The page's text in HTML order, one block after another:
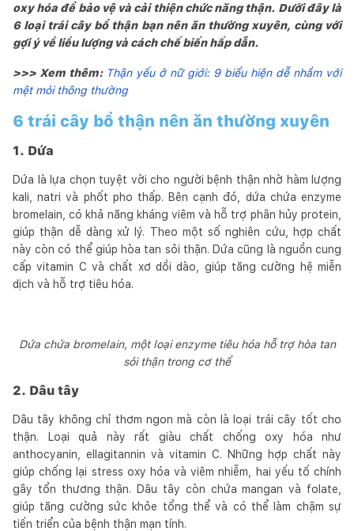
oxy hóa để bảo vệ và cải thiện chức năng thận. Dưới đây là
6 loại trái cây bổ thận bạn nên ăn thường xuyên, cùng với
gợi ý về liều lượng và cách chế biến hấp dẫn.
>>> Xem thêm: Thận yếu ở nữ giới: 9 biểu hiện dễ nhầm với
mệt mỏi thông thường
6 trái cây bổ thận nên ăn thường xuyên
1. Dứa
Dứa là lựa chọn tuyệt vời cho người bệnh thận nhờ hàm lượng
kali, natri và phốt pho thấp. Bên cạnh đó, dứa chứa enzyme
bromelain, có khả năng kháng viêm và hỗ trợ phân hủy protein,
giúp thận dễ dàng xử lý. Theo một số nghiên cứu, hợp chất
này còn có thể giúp hòa tan sỏi thận. Dứa cũng là nguồn cung
cấp vitamin C và chất xơ dồi dào, giúp tăng cường hệ miễn
dịch và hỗ trợ tiêu hóa.
Dứa chứa bromelain, một loại enzyme tiêu hóa hỗ trợ hòa tan
sỏi thận trong cơ thể
2. Dâu tây
Dâu tây không chỉ thơm ngon mà còn là loại trái cây tốt cho
thận. Loại quả này rất giàu chất chống oxy hóa như
anthocyanin, ellagitannin và vitamin C. Những hợp chất này
giúp chống lại stress oxy hóa và viêm nhiễm, hai yếu tố chính
gây tổn thương thận. Dâu tây còn chứa mangan và folate,
giúp tăng cường sức khỏe tổng thể và có thể làm chậm sự
tiến triển của bệnh thận mạn tính.